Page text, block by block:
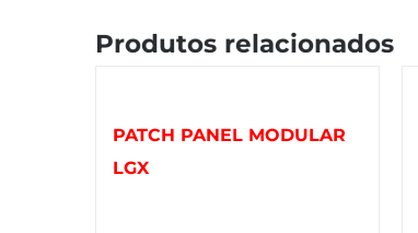
Produtos relacionados
PATCH PANEL MODULAR
LGX